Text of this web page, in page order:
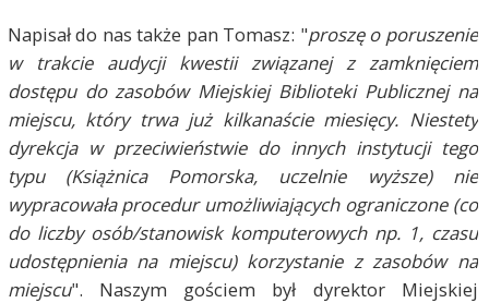
Napisał do nas także pan Tomasz: "proszę o poruszenie
w trakcie audycji kwestii związanej z zamknięciem
dostępu do zasobów Miejskiej Biblioteki Publicznej na
miejscu, który trwa już kilkanaście miesięcy. Niestety
dyrekcja w przeciwieństwie do innych instytucji tego
typu (Książnica Pomorska, uczelnie wyższe) nie
wypracowała procedur umożliwiających ograniczone (co
do liczby osób/stanowisk komputerowych np. 1, czasu
udostępnienia na miejscu) korzystanie z zasobów na
miejscu". Naszym gościem był dyrektor Miejskiej